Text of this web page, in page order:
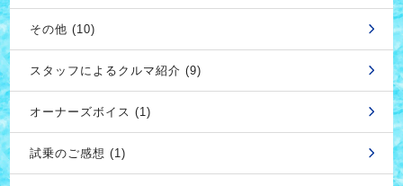
その他 (10)
スタッフによるクルマ紹介 (9)
オーナーズボイス (1)
試乗のご感想 (1)